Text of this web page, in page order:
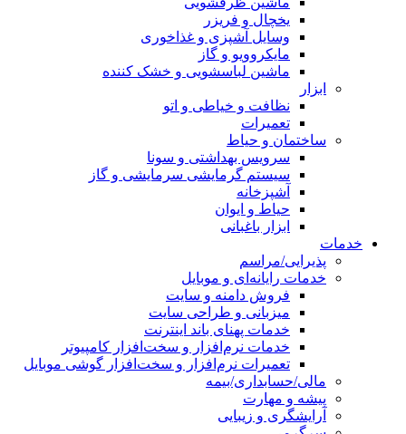
یخچال و فریزر
وسایل آشپزی و غذاخوری
مایکروویو و گاز
ماشین لباسشویی و خشک کننده
ابزار
نظافت و خیاطی و اتو
تعمیرات
ساختمان و حیاط
سرویس بهداشتی و سونا
سیستم گرمایشی سرمایشی و گاز
آشپزخانه
حیاط و ایوان
ابزار باغبانی
خدمات
پذیرایی/مراسم
خدمات رایانه‌ای و موبایل
فروش دامنه و سایت
میزبانی و طراحی سایت
خدمات پهنای باند اینترنت
خدمات نرم‌افزار و سخت‌افزار کامپیوتر
تعمیرات نرم‌افزار و سخت‌افزار گوشی موبایل
مالی/حسابداری/بیمه
پیشه و مهارت
آرایشگری و زیبایی